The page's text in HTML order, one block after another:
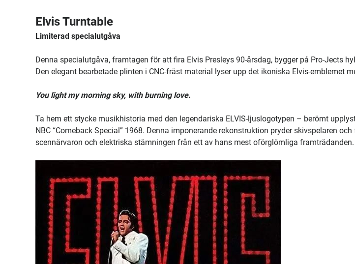
Elvis Turntable
Limiterad specialutgåva
Denna specialutgåva, framtagen för att fira Elvis Presleys 90-årsdag, bygger på Pro-Jects
Den elegant bearbetade plinten i CNC-fräst material lyser upp det ikoniska Elvis-emblemet
You light my morning sky, with burning love.
Ta hem ett stycke musikhistoria med den legendariska ELVIS-ljuslogotypen – berömt
NBC “Comeback Special” 1968. Denna imponerande rekonstruktion pryder skivspelaren
scennärvaron och elektriska stämningen från ett av hans mest oförglömliga framträdanden.